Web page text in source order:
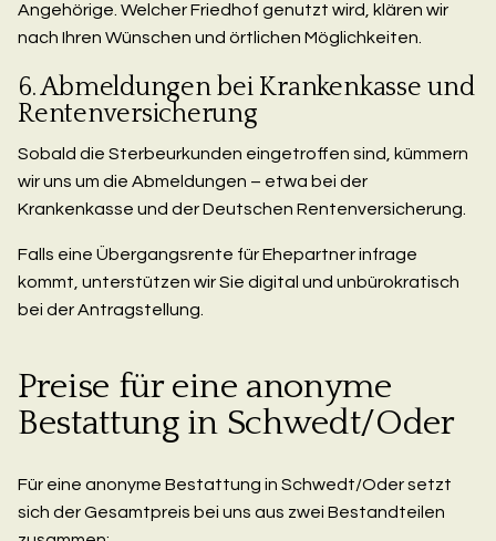
Angehörige. Welcher Friedhof genutzt wird, klären wir
nach Ihren Wünschen und örtlichen Möglichkeiten.
6. Abmeldungen bei Krankenkasse und
Rentenversicherung
Sobald die Sterbeurkunden eingetroffen sind, kümmern
wir uns um die Abmeldungen – etwa bei der
Krankenkasse und der Deutschen Rentenversicherung.
Falls eine Übergangsrente für Ehepartner infrage
kommt, unterstützen wir Sie digital und unbürokratisch
bei der Antragstellung.
Preise für eine anonyme
Bestattung in Schwedt/Oder
Für eine anonyme Bestattung in Schwedt/Oder setzt
sich der Gesamtpreis bei uns aus zwei Bestandteilen